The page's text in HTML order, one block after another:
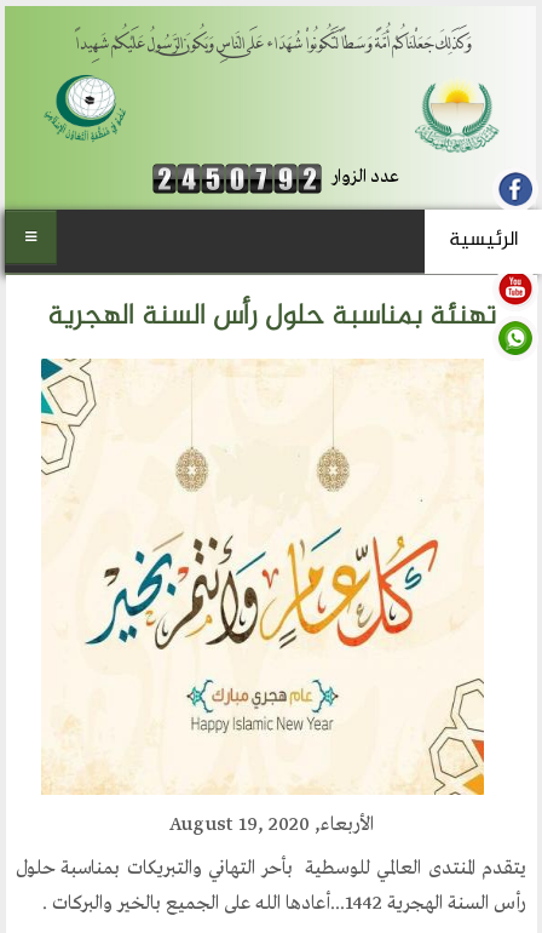
وَكَذَلِكَ جَعَلْنَاكُمْ أُمَّةً وَسَطاً لِّتَكُونُواْ شُهَدَاء عَلَى النَّاسِ وَيَكُونَ الرَّسُولُ عَلَيْكُمْ شَهِيداً
عدد الزوار
الرئيسية
المنتدى العالمي للوسطية
الفكرة والتأسيس
مكتبنا الدائم
منتدى الوسطية للفكر و الثقافة
الفكرة و التأسيس
تطلعاتنا
الفروع
أقسام الموقع
الرئيسية
تهنئة بمناسبة حلول رأس السنة الهجرية
الأربعاء, August 19, 2020
يتقدم المنتدى العالمي للوسطية بأحر التهاني والتبريكات بمناسبة حلول
رأس السنة الهجرية 1442...أعادها الله على الجميع بالخير والبركات .